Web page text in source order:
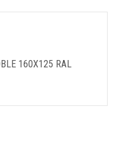
160X125 RAL